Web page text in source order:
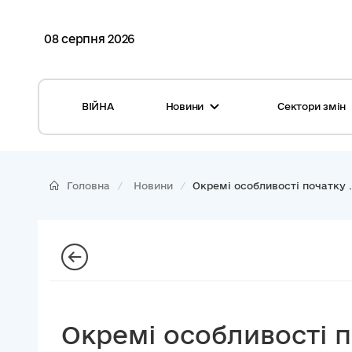
08 серпня 2026
ВІЙНА Новини
Глосарій
Репортажі з громад
Хмара тегів
Сектори змін
Медицина
Безпека
Головна Новини Окремі особливості початку
Окремі особливості